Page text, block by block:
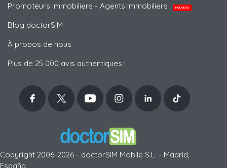
Promoteurs immobiliers - Agents immobiliers
NOUVEAU
Blog doctorSIM
À propos de nous
Plus de 25 000 avis authentiques !
Copyright 2006-2026 - doctorSIM Mobile S.L. - Madrid,
España